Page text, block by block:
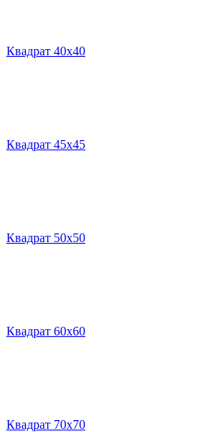
Квадрат 40х40
Квадрат 45х45
Квадрат 50х50
Квадрат 60х60
Квадрат 70х70